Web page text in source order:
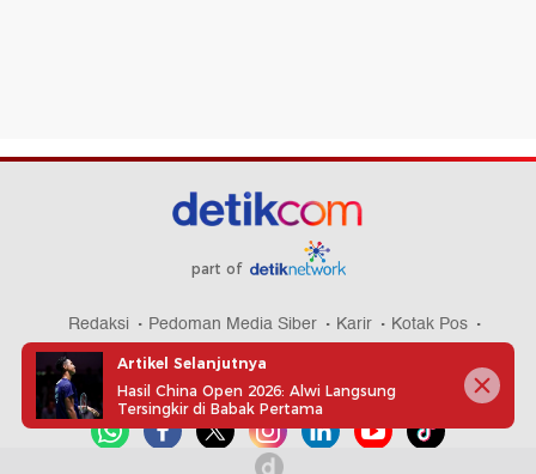
part of
Redaksi Pedoman Media Siber Karir
Kotak Pos
Info Iklan
Privacy Policy
Artikel Selanjutnya
Hasil China Open 2026: Alwi Langsung
Tersingkir di Babak Pertama